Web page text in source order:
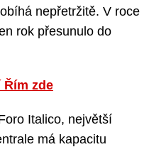
nepřetržitě. V roce
rok přesunulo do
zde
Italico, největší
má kapacitu